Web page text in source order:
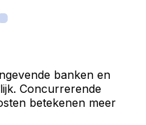
banken en
Concurrerende
betekenen meer